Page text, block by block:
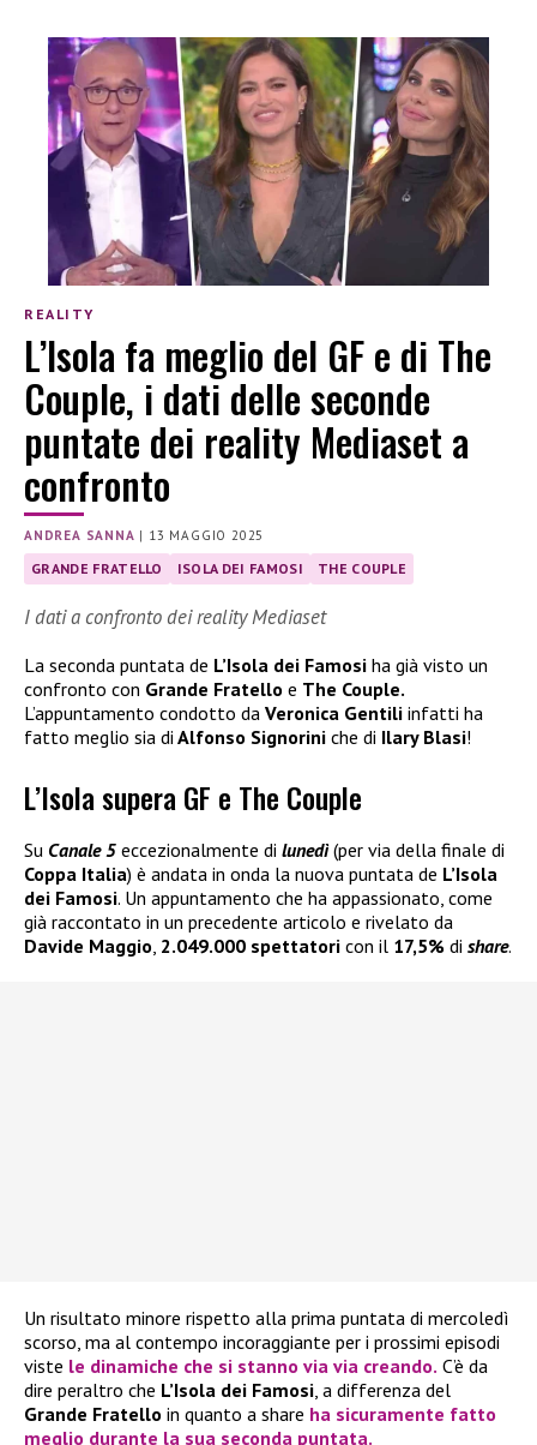
REALITY
L’Isola fa meglio del GF e di The
Couple, i dati delle seconde
puntate dei reality Mediaset a
confronto
ANDREA SANNA | 13 MAGGIO 2025
GRANDE FRATELLO ISOLA DEI FAMOSI THE COUPLE
I dati a confronto dei reality Mediaset
La seconda puntata de L’Isola dei Famosi ha già visto un
confronto con Grande Fratello e The Couple.
L’appuntamento condotto da Veronica Gentili infatti ha
fatto meglio sia di Alfonso Signorini che di Ilary Blasi!
L’Isola supera GF e The Couple
Su Canale 5 eccezionalmente di lunedì(per via della finale di
Coppa Italia) è andata in onda la nuova puntata de L’Isola
dei Famosi. Un appuntamento che ha appassionato, come
già raccontato in un precedente articolo e rivelato da
Davide Maggio, 2.049.000 spettatori con il 17,5% di share.
Un risultato minore rispetto alla prima puntata di mercoledì
scorso, ma al contempo incoraggiante per i prossimi episodi
viste le dinamiche che si stanno via via creando. C’è da
dire peraltro che L’Isola dei Famosi, a differenza del
Grande Fratello in quanto a share ha sicuramente fatto
meglio durante la sua seconda puntata.